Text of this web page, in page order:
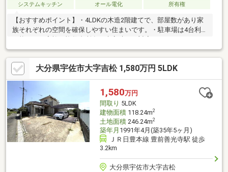
システムキッチン
オール電化 所有権
【おすすめポイント】・4LDKの木造2階建てで、部屋数があり家
族それぞれの空間を確保しやすい住まいです。・駐車場は4台利用
大きな窓があるリビングは光が入りやすく、食事や団らんの時間
を過ごせます。・IHクッキングヒーターが備わるオール電化住宅
で、日々の調理に使えます。・キッチンからダイニングの様子が
見え、配膳や片付けの動きがしやすいです。・浴室に手すりがあ
り、洗面所やトイレには窓が備わっており換気に使えます。
大分県宇佐市大字吉松 1,580万円 5LDK
1,580万円
間取り 5LDK
建物面積118.24m2
土地面積246.24m2
築年月 1991年4月(築35年5ヶ月)
ＪＲ日豊本線 豊前善光寺駅 徒歩
3.2km
大分県宇佐市大字吉松